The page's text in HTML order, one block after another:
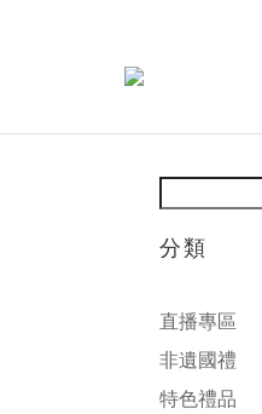
分類
直播專區
非遺國禮
特色禮品